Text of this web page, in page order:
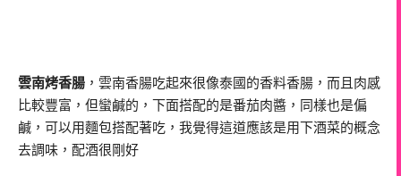
雲南烤香腸 ，雲南香腸吃起來很像泰國的香料香腸，而且肉感
比較豐富，但蠻鹹的，下面搭配的是番茄肉醬，同樣也是偏
鹹，可以用麵包搭配著吃，我覺得這道應該是用下酒菜的概念
去調味，配酒很剛好